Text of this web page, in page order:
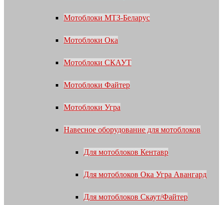
Мотоблоки МТЗ-Беларус
Мотоблоки Ока
Мотоблоки СКАУТ
Мотоблоки Файтер
Мотоблоки Угра
Навесное оборудование для мотоблоков
Для мотоблоков Кентавр
Для мотоблоков Ока Угра Авангард
Для мотоблоков Скаут/Файтер